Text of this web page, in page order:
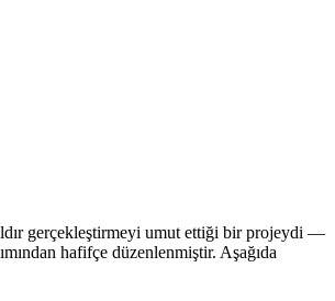
gerçekleştirmeyi umut ettiği bir projeydi —
hafifçe düzenlenmiştir. Aşağıda